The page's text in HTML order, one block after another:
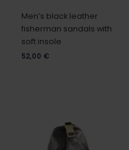
Men’s black leather
fisherman sandals with
soft insole
52,00 €